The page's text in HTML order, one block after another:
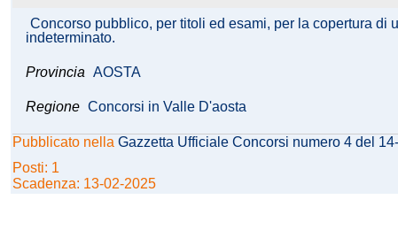
Concorso pubblico, per titoli ed esami, per la copertura
indeterminato.
Provincia AOSTA
Regione Concorsi in Valle D'aosta
Pubblicato nella Gazzetta Ufficiale Concorsi numero 4 del
Posti: 1
Scadenza: 13-02-2025